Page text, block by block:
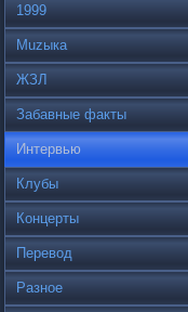
1999
Muzыка
ЖЗЛ
Забавные факты
Интервью
Клубы
Концерты
Перевод
Разное